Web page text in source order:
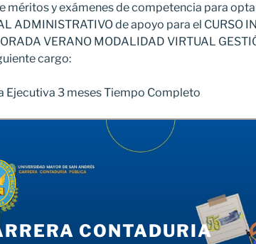
méritos y exámenes de competencia para
ADMINISTRATIVO de apoyo para el CURSO
VERANO MODALIDAD VIRTUAL
cargo:
Ejecutiva 3 meses Tiempo Completo